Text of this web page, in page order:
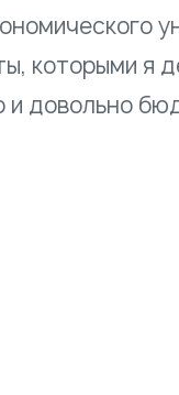
которыми я
и довольно